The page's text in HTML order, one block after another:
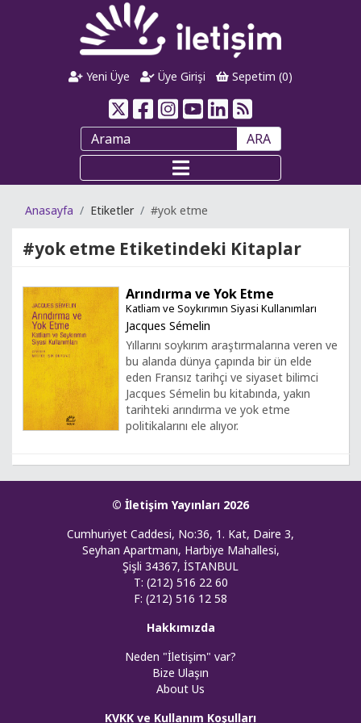
Yeni Üye Üye Girişi Sepetim (0)
ARA
Anasayfa Etiketler #yok etme
#yok etme Etiketindeki Kitaplar
Arındırma ve Yok Etme
Katliam ve Soykırımın Siyasi Kullanımları
Jacques Sémelin
Yıllarını soykırım araştırmalarına veren ve
bu alanda dünya çapında bir ün elde
eden Fransız tarihçi ve siyaset bilimci
Jacques Sémelin bu kitabında, yakın
tarihteki arındırma ve yok etme
politikalarını ele alıyor.
© İletişim Yayınları 2026
Cumhuriyet Caddesi, No:36, 1. Kat, Daire 3,
Seyhan Apartmanı, Harbiye Mahallesi,
Şişli 34367, İSTANBUL
T: (212) 516 22 60
F: (212) 516 12 58
Hakkımızda
Neden "İletişim" var?
Bize Ulaşın
About Us
KVKK ve Kullanım Koşulları